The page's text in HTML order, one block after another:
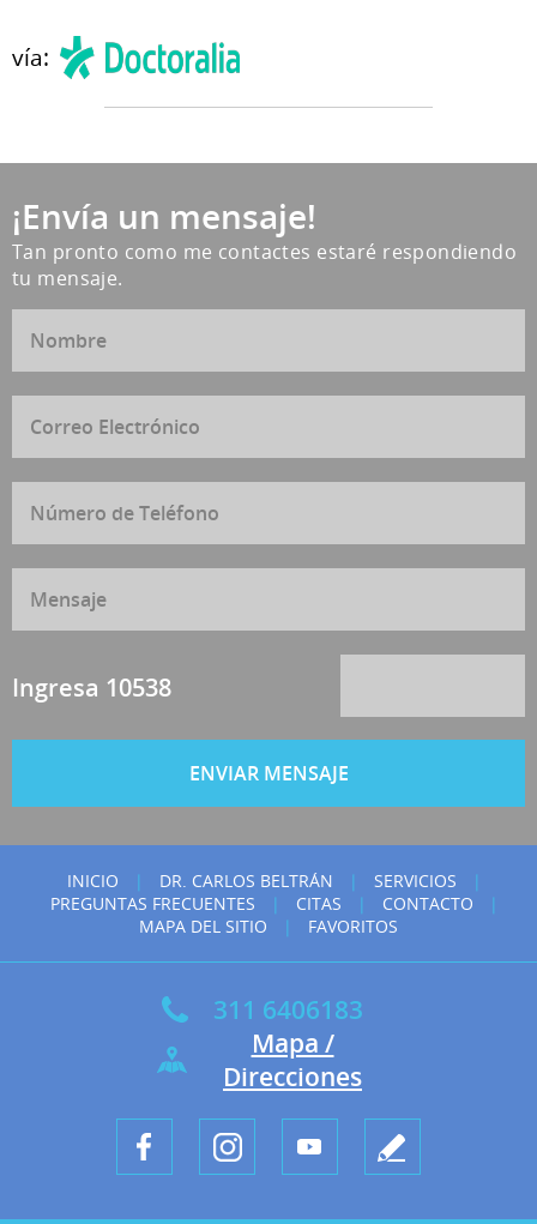
vía:
¡Envía un mensaje!
Tan pronto como me contactes estaré respondiendo
tu mensaje.
Ingresa 10538
INICIO | DR. CARLOS BELTRÁN | SERVICIOS
|
PREGUNTAS FRECUENTES
| CITAS | CONTACTO
|
MAPA DEL SITIO
| FAVORITOS
311 6406183
Mapa /
Direcciones